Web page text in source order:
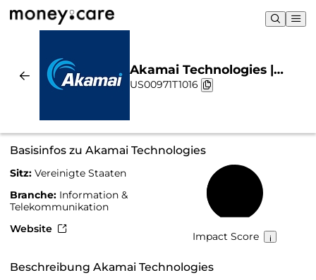
Akamai Technologies |
Nachhaltigkeit & Chart
US00971T1016
Basisinfos zu Akamai Technologies
Sitz: Vereinigte Staaten
Branche: Information &
Telekommunikation
Website
Impact Score
Beschreibung Akamai Technologies